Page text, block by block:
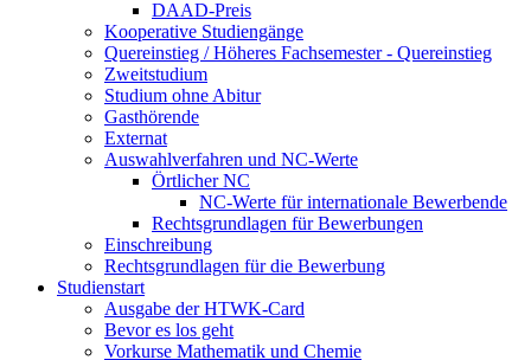
DAAD-Preis
Kooperative Studiengänge
Quereinstieg / Höheres Fachsemester - Quereinstieg
Zweitstudium
Studium ohne Abitur
Gasthörende
Externat
Auswahlverfahren und NC-Werte
Örtlicher NC
NC-Werte für internationale Bewerbende
Rechtsgrundlagen für Bewerbungen
Einschreibung
Rechtsgrundlagen für die Bewerbung
Studienstart
Ausgabe der HTWK-Card
Bevor es los geht
Vorkurse Mathematik und Chemie